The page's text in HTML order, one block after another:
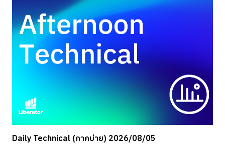
Daily Technical (ภาคบ่าย) 2026/08/05